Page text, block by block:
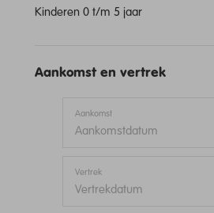
Kinderen 0 t/m 5 jaar
Aankomst en vertrek
Aankomst
Aankomstdatum
Vertrek
Vertrekdatum